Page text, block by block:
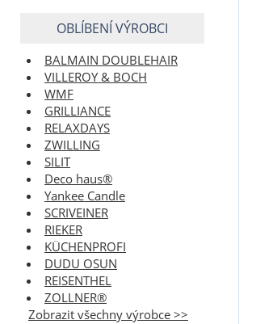
OBLÍBENÍ VÝROBCI
BALMAIN DOUBLEHAIR
VILLEROY & BOCH
WMF
GRILLIANCE
RELAXDAYS
ZWILLING
SILIT
Deco haus®
Yankee Candle
SCRIVEINER
RIEKER
KÜCHENPROFI
DUDU OSUN
REISENTHEL
ZOLLNER®
Zobrazit všechny výrobce >>